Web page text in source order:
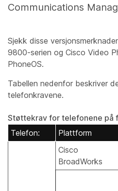
Communications
Sjekk disse
9800-serien og Cisco Video
PhoneOS.
Tabellen nedenfor beskriver
telefonkravene.
Støttekrav for telefonene på
Telefon:
Plattform
Cisco
BroadWorks